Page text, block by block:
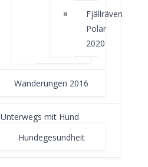
Fjällräven
Polar
2020
Wanderungen 2016
Unterwegs mit Hund
Hundegesundheit